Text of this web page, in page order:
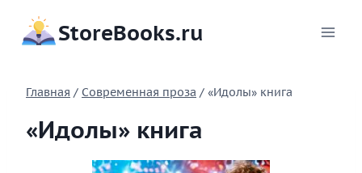
содержимому
StoreBooks.ru
Главная / Современная проза / «Идолы» книга
«Идолы» книга